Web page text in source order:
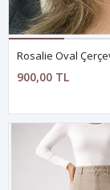
900,00 TL